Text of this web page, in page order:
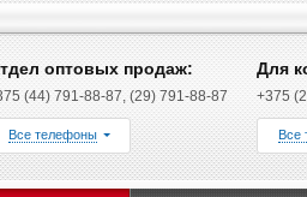
оптовых продаж:
(44) 791-88-87, (29) 791-88-87
Все телефоны
Для
+375
Все